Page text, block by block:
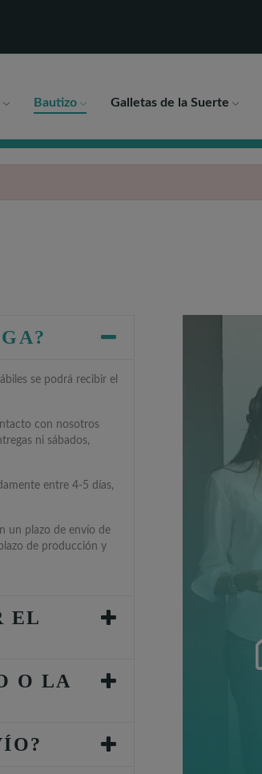
Bautizo Galletas de la Suerte
se podrá recibir el
con nosotros
ni sábados,
entre 4-5 días,
un plazo de envío de
de producción y
EL
O LA